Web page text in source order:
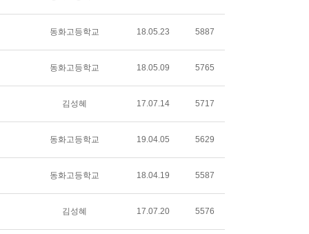
동화고등학교 18.05.23 5887
동화고등학교 18.05.09 5765
김성혜 17.07.14 5717
동화고등학교 19.04.05 5629
동화고등학교 18.04.19 5587
김성혜 17.07.20 5576